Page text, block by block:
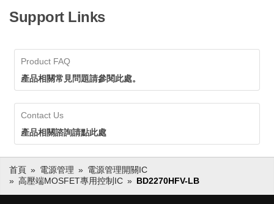
Support Links
Product FAQ
產品相關常見問題請參閱此處。
Contact Us
產品相關諮詢請點此處
首頁 電源管理
電源管理開關IC
高壓端MOSFET專用控制IC
BD2270HFV-LB